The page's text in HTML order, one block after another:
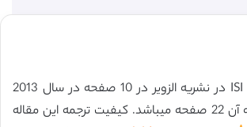
این مقاله انگلیسی ISI در نشریه الزویر در 10 صفحه در سال 2013
منتشر شده و ترجمه آن 22 صفحه میباشد. کیفیت ترجمه این مقاله